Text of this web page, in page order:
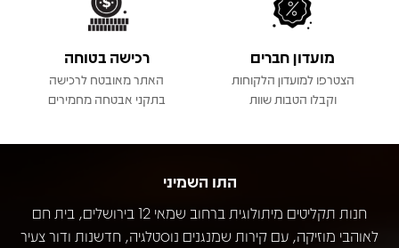
מועדון חברים
הצטרפו למועדון הלקוחות
וקבלו הטבות שוות
רכישה בטוחה
האתר מאובטח לרכישה
בתקני אבטחה מחמירים
התו השמיני
חנות תקליטים מיתולוגית ברחוב שמאי 12 בירושלים, בית חם
לאוהבי מוזיקה, עם קירות שמנגנים נוסטלגיה, חדשנות ודור צעיר